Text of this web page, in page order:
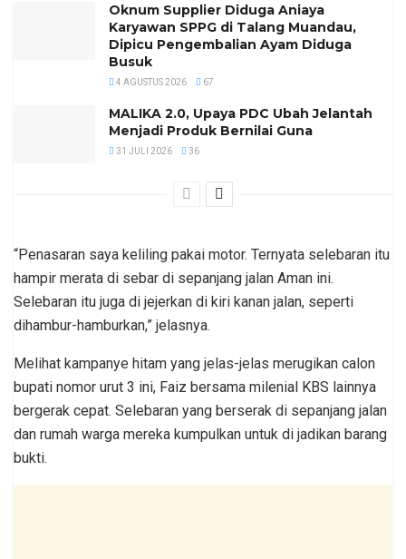
Oknum Supplier Diduga Aniaya
Karyawan SPPG di Talang Muandau,
Dipicu Pengembalian Ayam Diduga
Busuk
4 AGUSTUS 2026 67
MALIKA 2.0, Upaya PDC Ubah Jelantah
Menjadi Produk Bernilai Guna
31 JULI 2026 36
“Penasaran saya keliling pakai motor. Ternyata selebaran itu
hampir merata di sebar di sepanjang jalan Aman ini.
Selebaran itu juga di jejerkan di kiri kanan jalan, seperti
dihambur-hamburkan,” jelasnya.
Melihat kampanye hitam yang jelas-jelas merugikan calon
bupati nomor urut 3 ini, Faiz bersama milenial KBS lainnya
bergerak cepat. Selebaran yang berserak di sepanjang jalan
dan rumah warga mereka kumpulkan untuk di jadikan barang
bukti.